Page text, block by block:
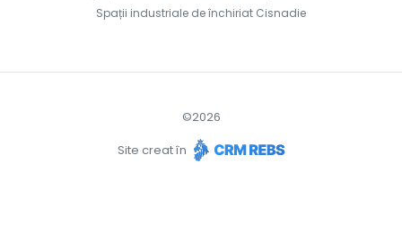
Spații industriale de închiriat Cisnadie
©2026
Site creat în